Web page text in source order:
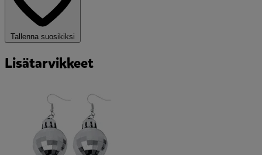
Tallenna suosikiksi
Lisätarvikkeet